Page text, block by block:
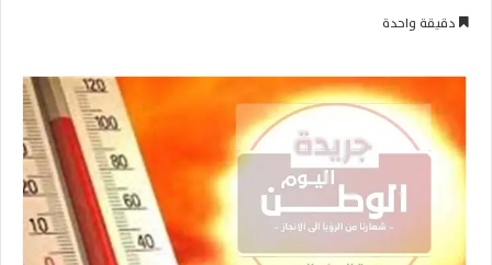
ب
ي
د
ا
إ
ل
دقيقة واحدة